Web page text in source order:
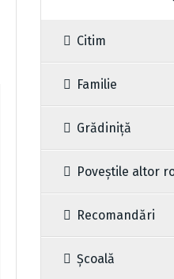
Citim
Familie
Grădiniță
Poveștile altor
Recomandări
Școală